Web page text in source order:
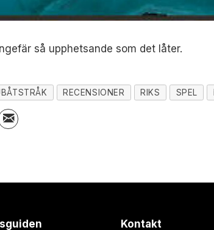
så upphetsande som det låter.
RECENSIONER RIKS SPEL
Kontakt